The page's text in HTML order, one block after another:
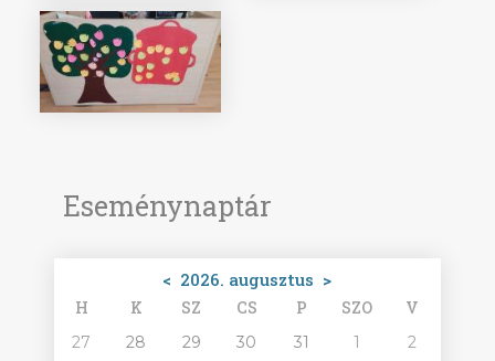
Eseménynaptár
< 2026. augusztus >
H K SZ CS P SZO V
27 28 29 30 31 1 2